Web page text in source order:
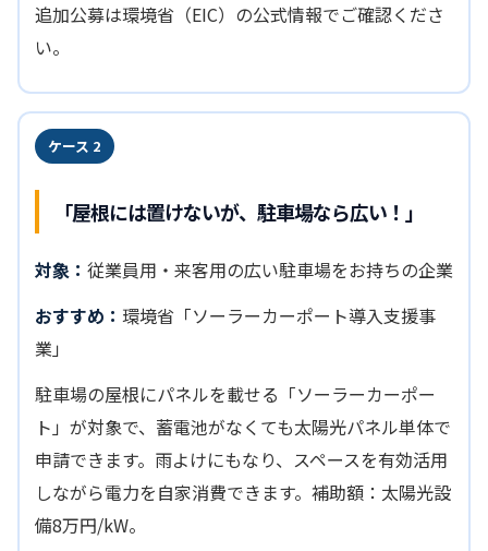
追加公募は環境省（EIC）の公式情報でご確認くださ
い。
ケース 2
「屋根には置けないが、駐車場なら広い！」
対象： 従業員用・来客用の広い駐車場をお持ちの企業
おすすめ： 環境省「ソーラーカーポート導入支援事
業」
駐車場の屋根にパネルを載せる「ソーラーカーポー
ト」が対象で、蓄電池がなくても太陽光パネル単体で
申請できます。雨よけにもなり、スペースを有効活用
しながら電力を自家消費できます。補助額：太陽光設
備8万円/kW。